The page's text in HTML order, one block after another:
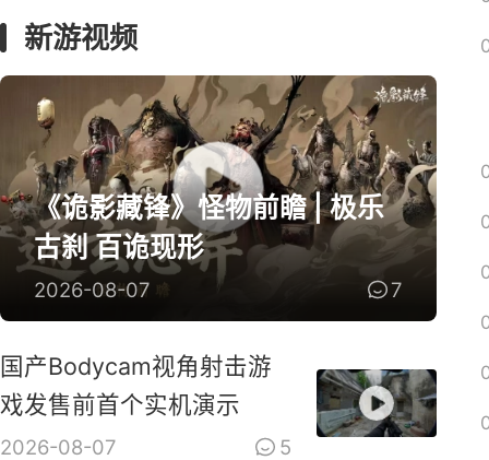
新游视频
《诡影藏锋》怪物前瞻 | 极乐
古刹 百诡现形
2026-08-07 7
国产Bodycam视角射击游
戏发售前首个实机演示
2026-08-07 5